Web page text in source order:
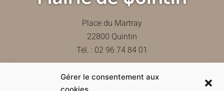
Gérer le consentement aux
Place du Martray
22800 Quintin
Tél. : 02 96 74 84 01
Contactez-nous